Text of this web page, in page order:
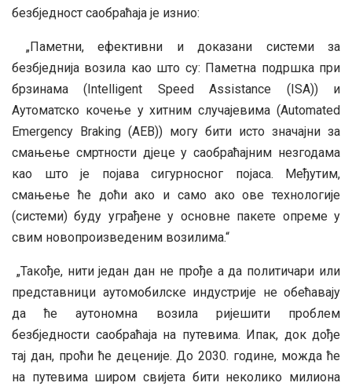
безбједност саобраћаја је изнио:
„Паметни, ефективни и доказани системи за
безбједнија возила као што су: Паметна подршка при
брзинама (Intelligent Speed Assistance (ISA)) и
Аутоматско кочење у хитним случајевима (Automated
Emergency Braking (AEB)) могу бити исто значајни за
смањење смртности дјеце у саобраћајним незгодама
као што је појава сигурносног појаса. Међутим,
смањење ће доћи ако и само ако ове технологије
(системи) буду уграђене у основне пакете опреме у
свим новопроизведеним возилима.“
„Такође, нити један дан не прође а да политичари или
представници аутомобилске индустрије не обећавају
да ће аутономна возила ријешити проблем
безбједности саобраћаја на путевима. Ипак, док дође
тај дан, проћи ће деценије. До 2030. године, можда ће
на путевима широм свијета бити неколико милиона